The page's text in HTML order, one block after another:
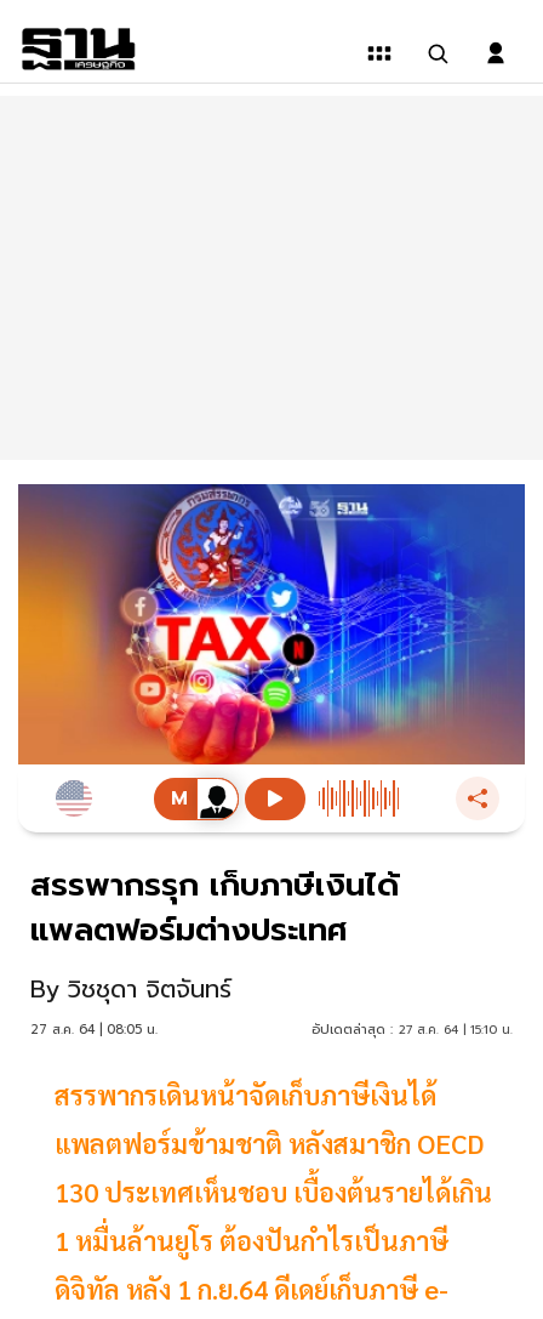
สรรพากรรุก เก็บภาษีเงินได้
แพลตฟอร์มต่างประเทศ
By วิชชุดา จิตจันทร์
27 ส.ค. 64 | 08:05 น. อัปเดตล่าสุด : 27 ส.ค. 64 | 15:10 น.
สรรพากรเดินหน้าจัดเก็บภาษีเงินได้
แพลตฟอร์มข้ามชาติ หลังสมาชิก OECD
130 ประเทศเห็นชอบ เบื้องต้นรายได้เกิน
1 หมื่นล้านยูโร ต้องปันกำไรเป็นภาษี
ดิจิทัล หลัง 1 ก.ย.64 ดีเดย์เก็บภาษี e-